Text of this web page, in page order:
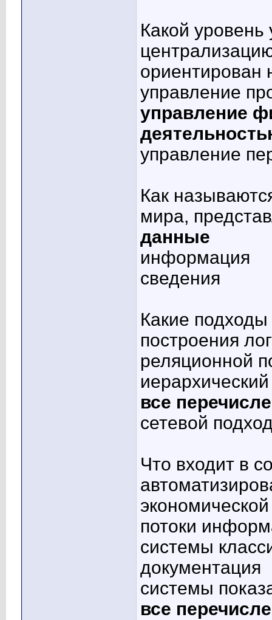
Какой уровень
ориентирован
управление
управление
управление
Как
мира,
данные
информация
сведения
Какие
построения
реляционной
все
сетевой
Что входит в
потоки
системы
документация
системы
все